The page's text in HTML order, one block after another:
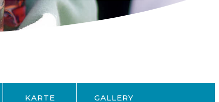
KARTE GALLERY